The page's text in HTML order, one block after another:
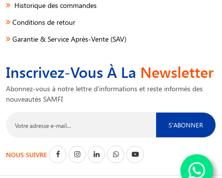
Historique des commandes
Conditions de retour
Garantie & Service Après-Vente (SAV)
Inscrivez-Vous À La Newsletter
Abonnez-vous à notre lettre d'informations et reste informés des
nouveautés SAMFI
S'ABONNER
NOUS SUIVRE